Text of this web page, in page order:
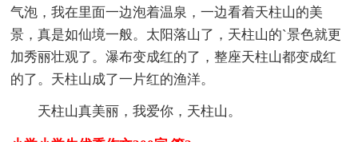
气泡，我在里面一边泡着温泉，一边看着天柱山的美
景，真是如仙境一般。太阳落山了，天柱山的`景色就更
加秀丽壮观了。瀑布变成红的了，整座天柱山都变成红
的了。天柱山成了一片红的渔洋。
天柱山真美丽，我爱你，天柱山。